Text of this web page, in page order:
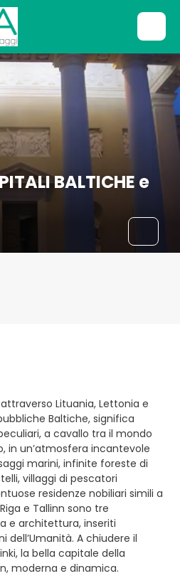
BALTICHE e
Lituania, Lettonia e
Baltiche, significa
a cavallo tra il mondo
in un’atmosfera incantevole
marini, infinite foreste di
villaggi di pescatori
residenze nobiliari simili a
e Tallinn sono tre
e architettura, inseriti
dell’Umanità. A chiudere il
la bella capitale della
moderna e dinamica.